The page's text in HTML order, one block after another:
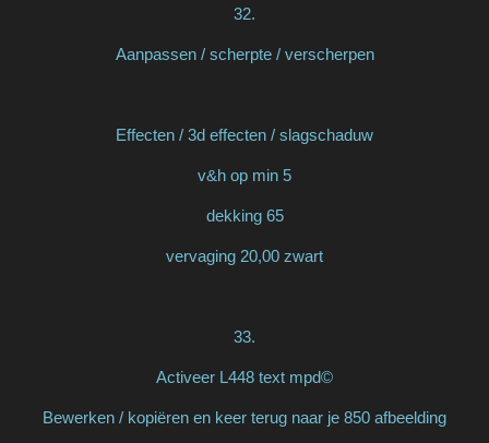
32.
Aanpassen / scherpte / verscherpen
Effecten / 3d effecten / slagschaduw
v&h op min 5
dekking 65
vervaging 20,00 zwart
33.
Activeer L448 text mpd©
Bewerken / kopiëren en keer terug naar je 850 afbeelding